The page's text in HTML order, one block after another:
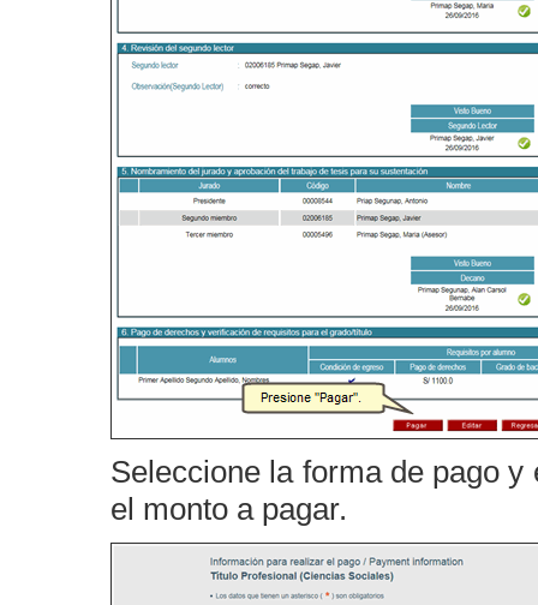
Seleccione la forma de pago
el monto a pagar.